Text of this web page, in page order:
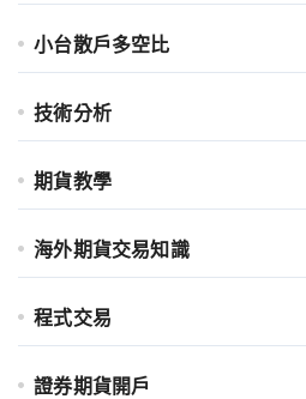
小台散戶多空比
技術分析
期貨教學
海外期貨交易知識
程式交易
證券期貨開戶